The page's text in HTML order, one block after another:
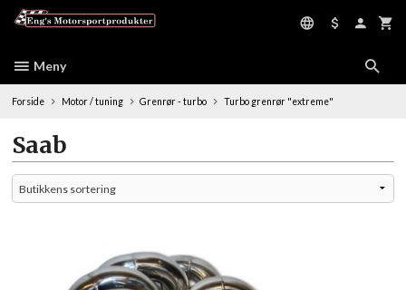
Meny
Forside Motor / tuning Grenrør - turbo Turbo grenrør "extreme"
Saab